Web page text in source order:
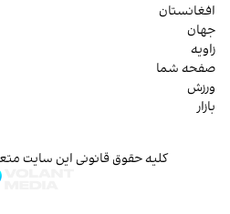
افغانستان
جهان
زاویه
صفحه شما
ورزش
بازار
کلیه حقوق قانونی این سایت